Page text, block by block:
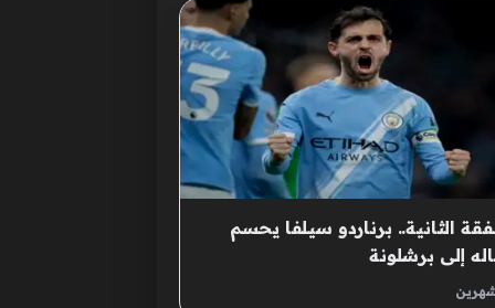
الثانية.. برناردو سيلفا يحسم
إلى برشلونة